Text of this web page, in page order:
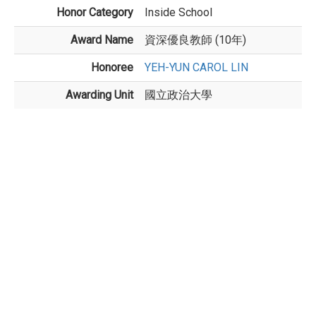
Honor Category Inside School
Award Name 資深優良教師 (10年)
Honoree YEH-YUN CAROL LIN
Awarding Unit 國立政治大學